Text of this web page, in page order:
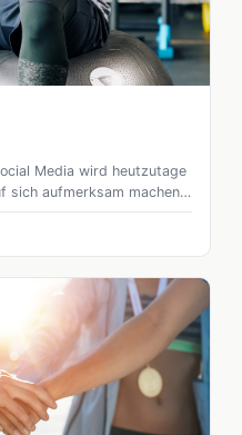
Media wird heutzutage
sich aufmerksam machen
zu sein. Durch deine
dich aufmerksam werden
auf dich machen!